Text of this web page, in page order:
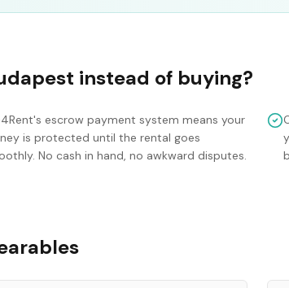
instead of buying?
escrow payment system means your
is protected until the rental goes
No cash in hand, no awkward disputes.